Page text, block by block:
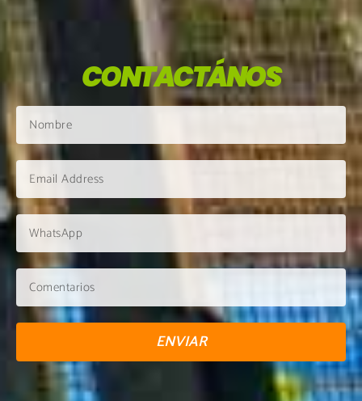
CONTACTÁNOS
ENVIAR